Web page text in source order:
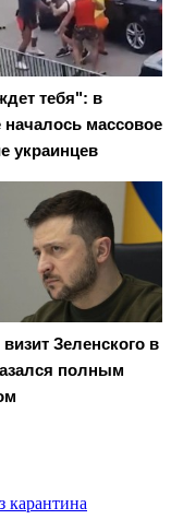
тебя": в
массовое
украинцев
Зеленского в
полным